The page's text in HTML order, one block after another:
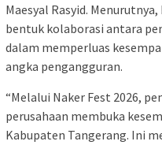
Maesyal Rasyid.
bentuk kolaborasi antara
dalam memperluas
angka pengangguran.
“Melalui Naker Fest 2026,
perusahaan membuka
Kabupaten Tangerang. Ini